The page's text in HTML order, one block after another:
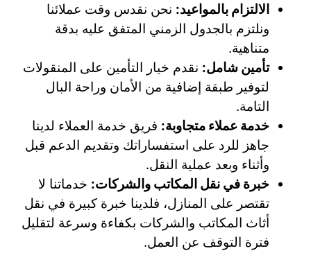
الالتزام بالمواعيد: نحن نقدس وقت عملائنا
ونلتزم بالجدول الزمني المتفق عليه بدقة
متناهية.
تأمين شامل: نقدم خيار التأمين على المنقولات
لتوفير طبقة إضافية من الأمان وراحة البال
التامة.
خدمة عملاء متجاوبة: فريق خدمة العملاء لدينا
جاهز للرد على استفساراتك وتقديم الدعم قبل
وأثناء وبعد عملية النقل.
خبرة في نقل المكاتب والشركات: خدماتنا لا
تقتصر على المنازل، فلدينا خبرة كبيرة في نقل
أثاث المكاتب والشركات بكفاءة وسرعة لتقليل
فترة التوقف عن العمل.